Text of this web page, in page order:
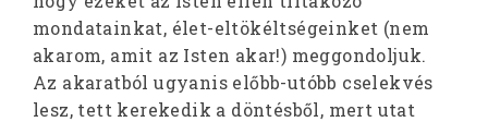
mondatainkat, élet-eltökéltségeinket (nem
akarom, amit az Isten akar!) meggondoljuk.
Az akaratból ugyanis előbb-utóbb cselekvés
lesz, tett kerekedik a döntésből, mert utat